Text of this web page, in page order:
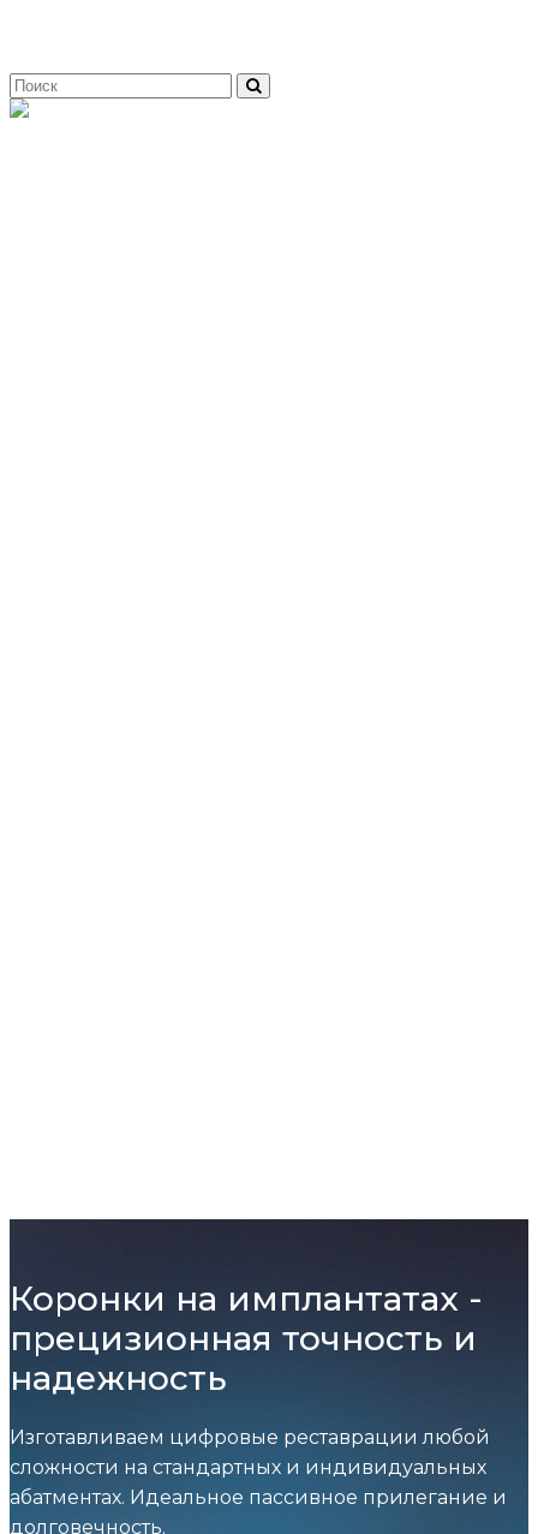
Коронки на имплантатах -
прецизионная точность и
надежность
Изготавливаем цифровые реставрации любой
сложности на стандартных и индивидуальных
абатментах. Идеальное пассивное прилегание и
долговечность.